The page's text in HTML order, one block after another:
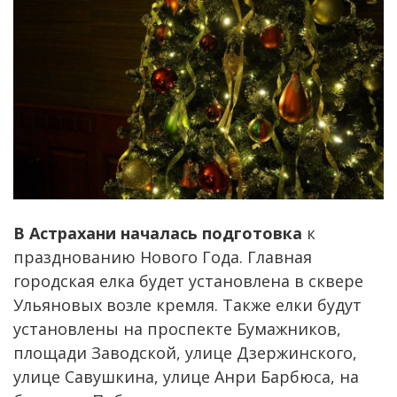
В Астрахани началась подготовка к
празднованию Нового Года. Главная
городская елка будет установлена в сквере
Ульяновых возле кремля. Также елки будут
установлены на проспекте Бумажников,
площади Заводской, улице Дзержинского,
улице Савушкина, улице Анри Барбюса, на